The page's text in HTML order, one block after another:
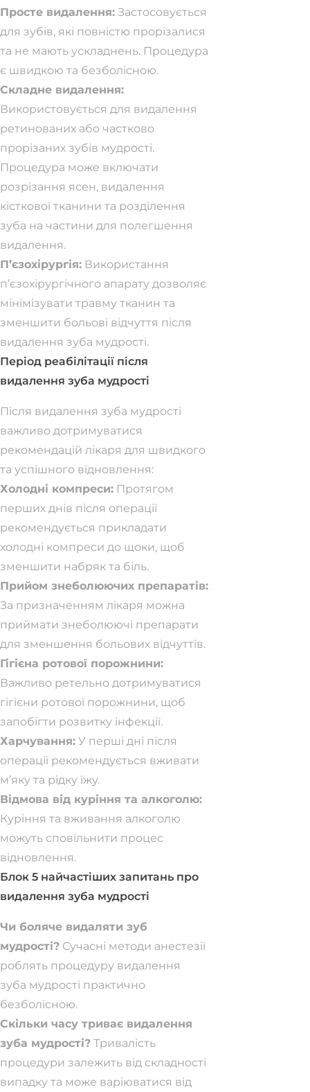
Просте видалення: Застосовується
для зубів, які повністю прорізалися
та не мають ускладнень. Процедура
є швидкою та безболісною.
Складне видалення:
Використовується для видалення
ретинованих або частково
прорізаних зубів мудрості.
Процедура може включати
розрізання ясен, видалення
кісткової тканини та розділення
зуба на частини для полегшення
видалення.
П’єзохірургія: Використання
п’єзохірургічного апарату дозволяє
мінімізувати травму тканин та
зменшити больові відчуття після
видалення зуба мудрості.
Період реабілітації після
видалення зуба мудрості
Після видалення зуба мудрості
важливо дотримуватися
рекомендацій лікаря для швидкого
та успішного відновлення:
Холодні компреси: Протягом
перших днів після операції
рекомендується прикладати
холодні компреси до щоки, щоб
зменшити набряк та біль.
Прийом знеболюючих препаратів:
За призначенням лікаря можна
приймати знеболюючі препарати
для зменшення больових відчуттів.
Гігієна ротової порожнини:
Важливо ретельно дотримуватися
гігієни ротової порожнини, щоб
запобігти розвитку інфекції.
Харчування: У перші дні після
операції рекомендується вживати
м’яку та рідку їжу.
Відмова від куріння та алкоголю:
Куріння та вживання алкоголю
можуть сповільнити процес
відновлення.
Блок 5 найчастіших запитань про
видалення зуба мудрості
Чи боляче видаляти зуб
мудрості? Сучасні методи анестезії
роблять процедуру видалення
зуба мудрості практично
безболісною.
Скільки часу триває видалення
зуба мудрості? Тривалість
процедури залежить від складності
випадку та може варіюватися від